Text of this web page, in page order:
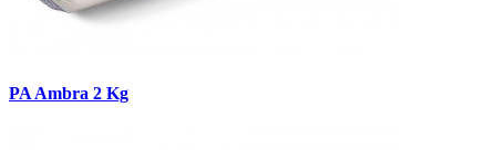
PA Ambra 2 Kg